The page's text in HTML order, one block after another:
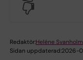
Redaktör:Heléne Svanholm
Sidan uppdaterad:2026-